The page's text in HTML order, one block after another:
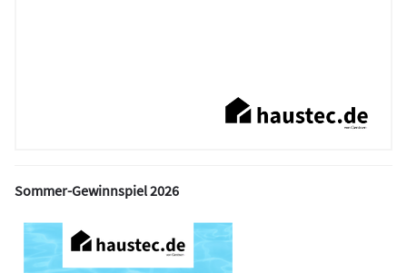
Sommer-Gewinnspiel 2026